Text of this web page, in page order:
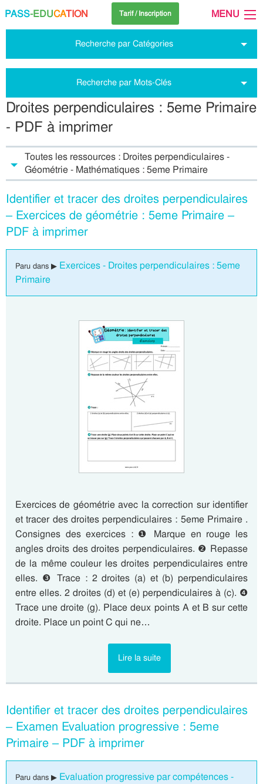
PASS-EDUCATION Tarif / Inscription MENU
Recherche par Catégories
Recherche par Mots-Clés
Droites perpendiculaires : 5eme Primaire
- PDF à imprimer
Toutes les ressources : Droites perpendiculaires -
Géométrie - Mathématiques : 5eme Primaire
Identifier et tracer des droites perpendiculaires
– Exercices de géométrie : 5eme Primaire –
PDF à imprimer
Paru dans ▶ Exercices - Droites perpendiculaires : 5eme
Primaire
Exercices de géométrie avec la correction sur identifier
et tracer des droites perpendiculaires : 5eme Primaire .
Consignes des exercices : ❶ Marque en rouge les
angles droits des droites perpendiculaires. ❷ Repasse
de la même couleur les droites perpendiculaires entre
elles. ❸ Trace : 2 droites (a) et (b) perpendiculaires
entre elles. 2 droites (d) et (e) perpendiculaires à (c). ❹
Trace une droite (g). Place deux points A et B sur cette
droite. Place un point C qui ne…
Lire la suite
Identifier et tracer des droites perpendiculaires
– Examen Evaluation progressive : 5eme
Primaire – PDF à imprimer
Paru dans ▶ Evaluation progressive par compétences -